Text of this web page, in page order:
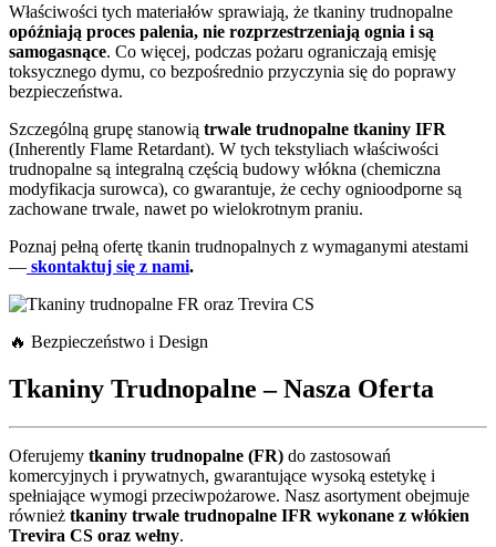
Właściwości tych materiałów sprawiają, że tkaniny trudnopalne
opóźniają proces palenia, nie rozprzestrzeniają ognia i są
samogasnące. Co więcej, podczas pożaru ograniczają emisję
toksycznego dymu, co bezpośrednio przyczynia się do poprawy
bezpieczeństwa.
Szczególną grupę stanowią trwale trudnopalne tkaniny IFR
(Inherently Flame Retardant). W tych tekstyliach właściwości
trudnopalne są integralną częścią budowy włókna (chemiczna
modyfikacja surowca), co gwarantuje, że cechy ognioodporne są
zachowane trwale, nawet po wielokrotnym praniu.
Poznaj pełną ofertę tkanin trudnopalnych z wymaganymi atestami
— skontaktuj się z nami.
🔥 Bezpieczeństwo i Design
Tkaniny Trudnopalne – Nasza Oferta
Oferujemy tkaniny trudnopalne (FR) do zastosowań
komercyjnych i prywatnych, gwarantujące wysoką estetykę i
spełniające wymogi przeciwpożarowe. Nasz asortyment obejmuje
również tkaniny trwale trudnopalne IFR wykonane z włókien
Trevira CS oraz wełny.